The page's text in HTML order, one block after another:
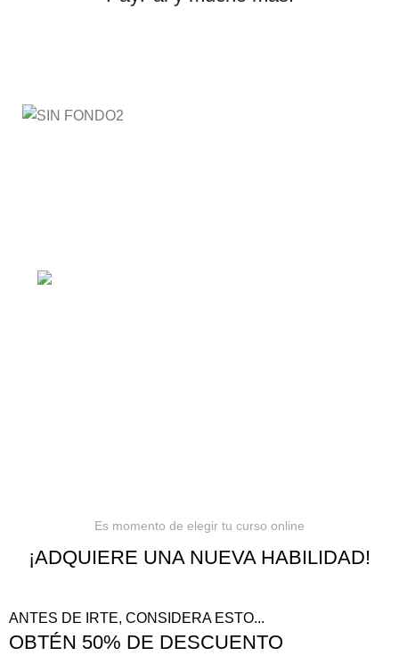
Es momento de elegir tu curso online
¡ADQUIERE UNA NUEVA HABILIDAD!
ANTES DE IRTE, CONSIDERA ESTO...
OBTÉN 50% DE DESCUENTO